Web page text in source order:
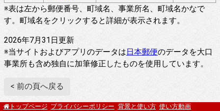
※表は左から郵便番号、町域名、事業所名、町域名かなで
す。町域名をクリックすると詳細が表示されます。
2026年7月31日更新
※当サイトおよびアプリのデータは日本郵便のデータを大口
事業所も含め独自に加筆修正したものを使用しています。
< 前の頁へ戻る
トップページ プライバシーポリシー 背景と使い方 使い方動画